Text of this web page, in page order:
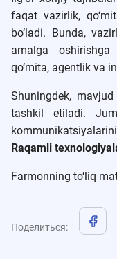
faqat vazirlik,
bo‘ladi. Bunda,
amalga
qo‘mita, agentlik va
Shuningdek,
tashkil etiladi.
Raqamli
Farmonning to‘liq
Поделиться: